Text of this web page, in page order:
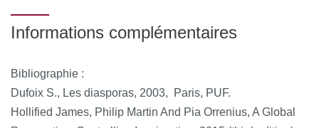
Informations complémentaires
Bibliographie :
Dufoix S., Les diasporas, 2003, Paris, PUF.
Hollified James, Philip Martin And Pia Orrenius, A Global